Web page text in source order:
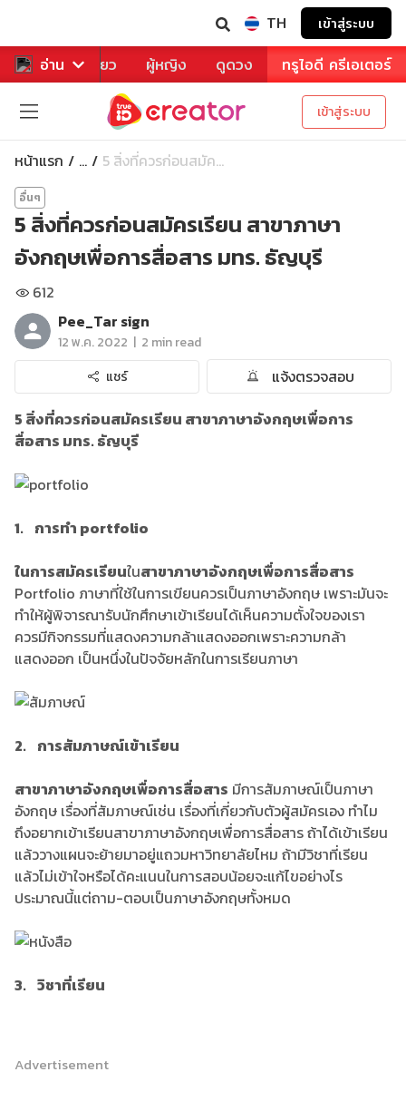
TH เข้าสู่ระบบ
อ่าน
หาร ท่องเที่ยว ผู้หญิง ดูดวง ทรูไอดี ครีเอเตอร์
เข้าสู่ระบบ
หน้าแรก ... 5 สิ่งที่ควรก่อนสมัค...
อื่นๆ
5 สิ่งที่ควรก่อนสมัครเรียน สาขาภาษา
อังกฤษเพื่อการสื่อสาร มทร. ธัญบุรี
612
Pee_Tar sign
12 พ.ค. 2022 | 2 min read
แชร์
แจ้งตรวจสอบ
5 สิ่งที่ควรก่อนสมัครเรียน สาขาภาษาอังกฤษเพื่อการ
สื่อสาร มทร. ธัญบุรี
1. การทำ portfolio
ในการสมัครเรียนในสาขาภาษาอังกฤษเพื่อการสื่อสาร
Portfolio ภาษาที่ใช้ในการเขียนควรเป็นภาษาอังกฤษ เพราะมันจะ
ทำให้ผู้พิจารณารับนักศึกษาเข้าเรียนได้เห็นความตั้งใจของเรา
ควรมีกิจกรรมที่แสดงความกล้าแสดงออกเพราะความกล้า
แสดงออก เป็นหนึ่งในปัจจัยหลักในการเรียนภาษา
2. การสัมภาษณ์เข้าเรียน
สาขาภาษาอังกฤษเพื่อการสื่อสาร มีการสัมภาษณ์เป็นภาษา
อังกฤษ เรื่องที่สัมภาษณ์เช่น เรื่องที่เกี่ยวกับตัวผู้สมัครเอง ทำไม
ถึงอยากเข้าเรียนสาขาภาษาอังกฤษเพื่อการสื่อสาร ถ้าได้เข้าเรียน
แล้ววางแผนจะย้ายมาอยู่แถวมหาวิทยาลัยไหม ถ้ามีวิชาที่เรียน
แล้วไม่เข้าใจหรือได้คะแนนในการสอบน้อยจะแก้ไขอย่างไร
ประมาณนี้แต่ถาม-ตอบเป็นภาษาอังกฤษทั้งหมด
3. วิชาที่เรียน
Advertisement